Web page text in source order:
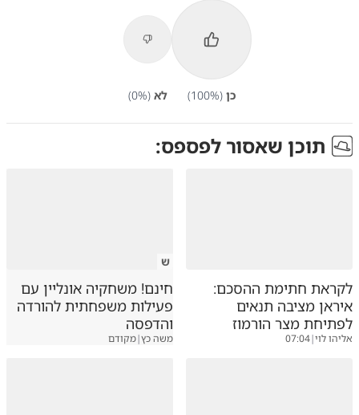
כן (
100%) לא (
0%)
תוכן שאסור לפספס:
לקראת חתימת ההסכם:
איראן מציבה תנאים
לפתיחת מצר הורמוז
אליהו לוי|
07:04
ש
חינם! משחקיה אונליין עם
פעילות משפחתית להורדה
והדפסה
משה כץ|מקודם